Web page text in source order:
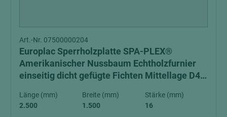
Art.-Nr. 07500000204
Europlac Sperrholzplatte SPA-PLEX®
Amerikanischer Nussbaum Echtholzfurnier
einseitig dicht gefügte Fichten Mittellage D4
Länge (mm)
2.500
Breite (mm)
1.500
Stärke (mm)
16